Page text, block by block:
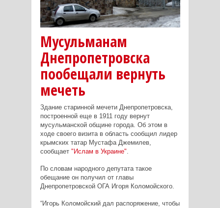
Мусульманам
Днепропетровска
пообещали вернуть
мечеть
Здание старинной мечети Днепропетровска,
построенной еще в 1911 году вернут
мусульманской общине города. Об этом в
ходе своего визита в область сообщил лидер
крымских татар Мустафа Джемилев,
сообщает "Ислам в Украине".
По словам народного депутата такое
обещание он получил от главы
Днепропетровской ОГА Игоря Коломойского.
“Игорь Коломойский дал распоряжение, чтобы